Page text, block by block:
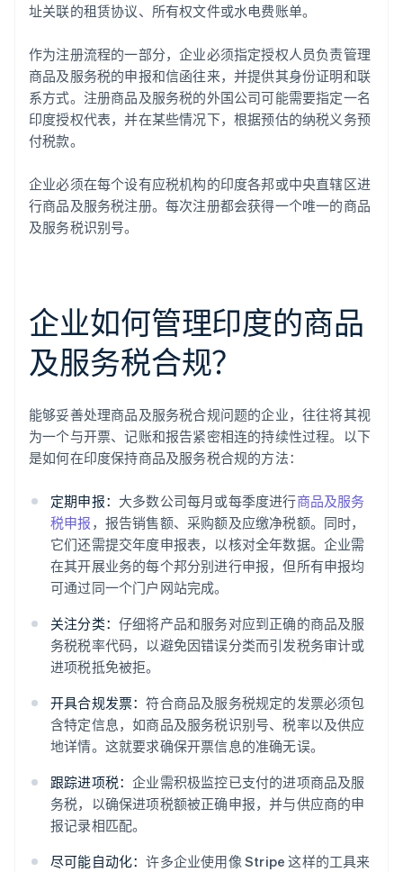
址关联的租赁协议、所有权文件或水电费账单。
作为注册流程的一部分，企业必须指定授权人员负责管理
商品及服务税的申报和信函往来，并提供其身份证明和联
系方式。注册商品及服务税的外国公司可能需要指定一名
印度授权代表，并在某些情况下，根据预估的纳税义务预
付税款。
企业必须在每个设有应税机构的印度各邦或中央直辖区进
行商品及服务税注册。每次注册都会获得一个唯一的商品
及服务税识别号。
企业如何管理印度的商品
及服务税合规？
能够妥善处理商品及服务税合规问题的企业，往往将其视
为一个与开票、记账和报告紧密相连的持续性过程。以下
是如何在印度保持商品及服务税合规的方法：
定期申报： 大多数公司每月或每季度进行商品及服务
税申报 ，报告销售额、采购额及应缴净税额。同时，
它们还需提交年度申报表，以核对全年数据。企业需
在其开展业务的每个邦分别进行申报，但所有申报均
可通过同一个门户网站完成。
关注分类： 仔细将产品和服务对应到正确的商品及服
务税税率代码，以避免因错误分类而引发税务审计或
进项税抵免被拒。
开具合规发票：符合商品及服务税规定的发票必须包
含特定信息，如商品及服务税识别号、税率以及供应
地详情。这就要求确保开票信息的准确无误。
跟踪进项税：企业需积极监控已支付的进项商品及服
务税，以确保进项税额被正确申报，并与供应商的申
报记录相匹配。
尽可能自动化：许多企业使用像 Stripe 这样的工具来